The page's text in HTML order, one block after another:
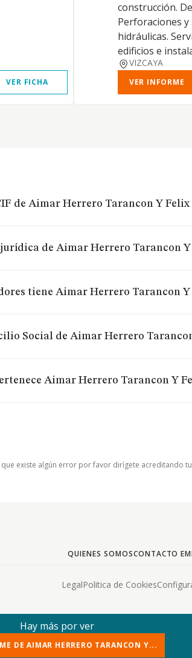
VER FICHA
construcción.
Perforaciones
hidráulicas.
edificios e
VIZCAYA
VER INFORME
de Aimar Herrero Tarancon Y
de Aimar Herrero Tarancon
tiene Aimar Herrero Tarancon
Social de Aimar Herrero
Aimar Herrero Tarancon Y
que existe algún error por favor dirígete acreditando
QUIENES SOMOSCONTACTO
LegalPolitica de Cookies
Hay más por ver
DE AIMAR HERRERO TARANCON Y...